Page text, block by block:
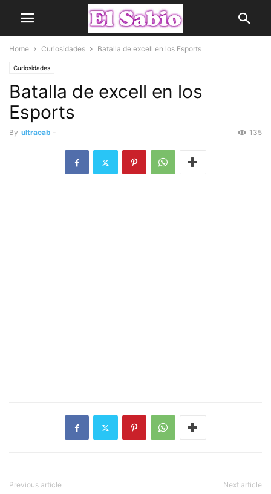
Home Curiosidades Batalla de excell en los Esports
Curiosidades
Batalla de excell en los
Esports
By ultracab - 135
Previous article Next article